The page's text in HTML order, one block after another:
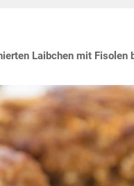
Laibchen mit Fisolen